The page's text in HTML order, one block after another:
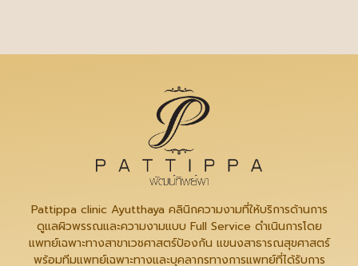
Pattippa clinic Ayutthaya คลินิกความงามที่ให้บริการด้านการ
ดูแลผิวพรรณและความงามแบบ Full Service ดำเนินการโดย
แพทย์เฉพาะทางสาขาเวชศาสตร์ป้องกัน แขนงสาธารณสุขศาสตร์
พร้อมทีมแพทย์เฉพาะทางและบุคลากรทางการแพทย์ที่ได้รับการ